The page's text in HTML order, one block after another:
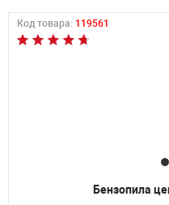
Код товара: 119561
Бензопила